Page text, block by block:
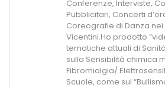
Conferenze, Interviste,
Pubblicitari, Concerti
Coreografie di Danza
Vicentini.Ho prodotto
tematiche attuali di
sulla Sensibilità chimica
Fibromialgia/
Scuole, come sul